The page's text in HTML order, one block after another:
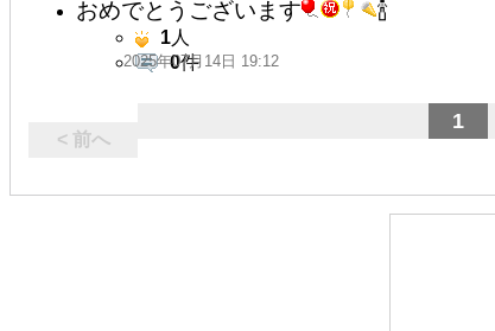
おめでとうございます 🍾
2025年07月14日 19:12
1人
0件
< 前へ
1